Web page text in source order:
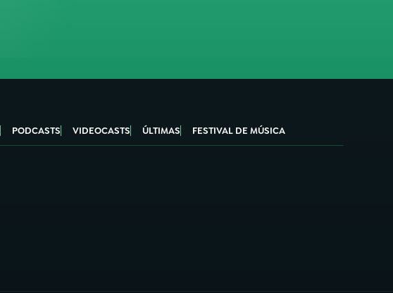
PODCASTS VIDEOCASTS ÚLTIMAS FESTIVAL DE MÚSICA